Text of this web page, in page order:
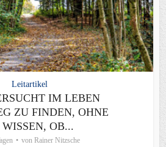
Leitartikel
IM LEBEN
ZU FINDEN, OHNE
OB...
von Rainer Nitzsche